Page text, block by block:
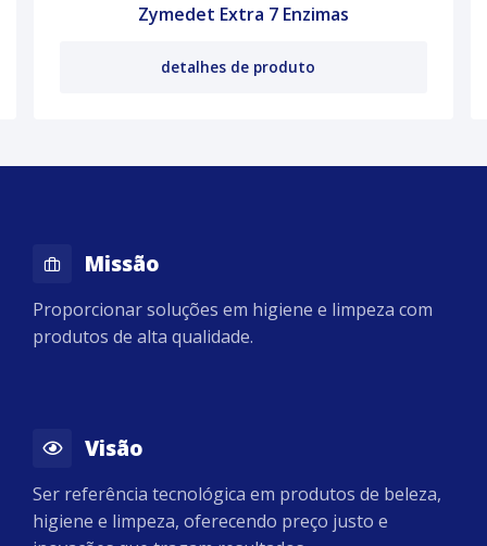
Zymedet Extra 7 Enzimas
detalhes de produto
Missão
Proporcionar soluções em higiene e limpeza com
produtos de alta qualidade.
Visão
Ser referência tecnológica em produtos de beleza,
higiene e limpeza, oferecendo preço justo e